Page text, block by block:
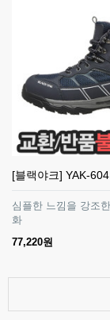
[블랙야크] YAK-604
심플한 느낌을 강조
화
77,220원